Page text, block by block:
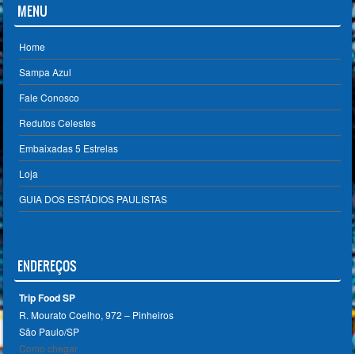
MENU
Home
Sampa Azul
Fale Conosco
Redutos Celestes
Embaixadas 5 Estrelas
Loja
GUIA DOS ESTÁDIOS PAULISTAS
ENDEREÇOS
Trip Food SP
R. Mourato Coelho, 972 – Pinheiros
São Paulo/SP ‎
Como chegar